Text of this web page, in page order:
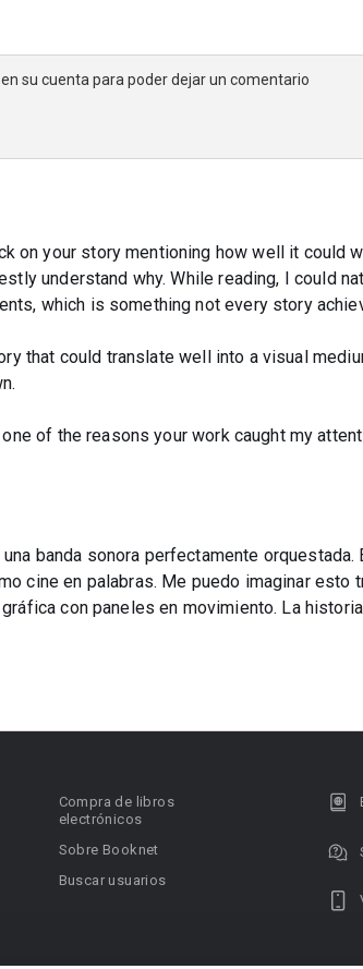
su cuenta para poder dejar un comentario
on your story mentioning how well it could
understand why. While reading, I could
which is something not every story
that could translate well into a visual
of the reasons your work caught my
banda sonora perfectamente
cine en palabras. Me puedo imaginar esto
con paneles en movimiento. La
Compra de libros
electrónicos
Sobre Booknet
Buscar usuarios